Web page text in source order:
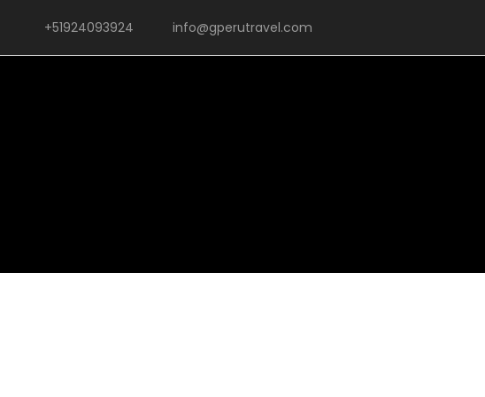
+51924093924 info@gperutravel.com